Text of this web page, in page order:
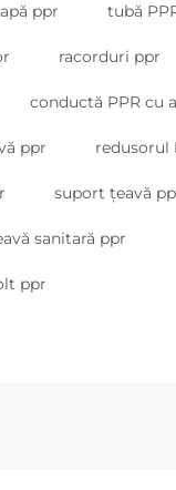
ppr tubă
racorduri ppr
conductă PPR cu
ppr redusorul
suport țeavă
sanitară ppr
ppr